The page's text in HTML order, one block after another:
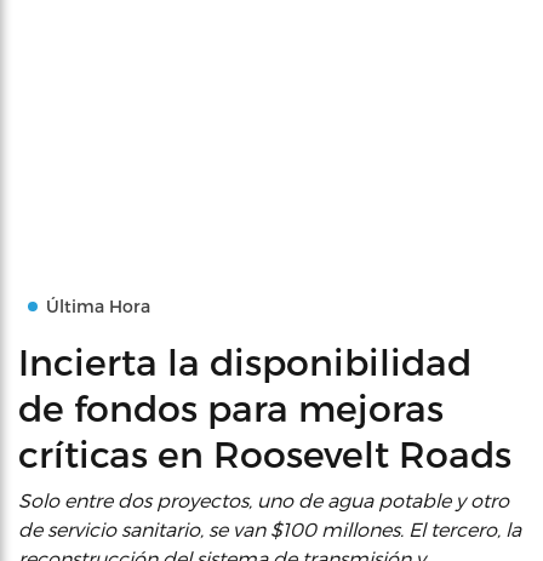
Última Hora
Incierta la disponibilidad
de fondos para mejoras
críticas en Roosevelt Roads
Solo entre dos proyectos, uno de agua potable y otro
de servicio sanitario, se van $100 millones. El tercero, la